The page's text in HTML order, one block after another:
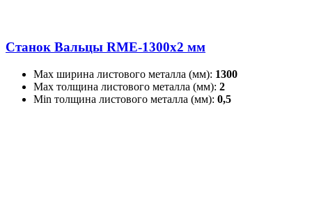
Станок Вальцы RME-1300x2 мм
Max ширина листового металла (мм): 1300
Max толщина листового металла (мм): 2
Min толщина листового металла (мм): 0,5